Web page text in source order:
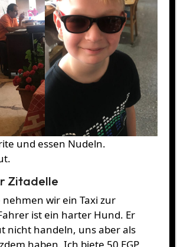
und essen Nudeln.
Zitadelle
wir ein Taxi zur
ist ein harter Hund. Er
nicht handeln, uns aber als
haben. Ich biete 50 EGP